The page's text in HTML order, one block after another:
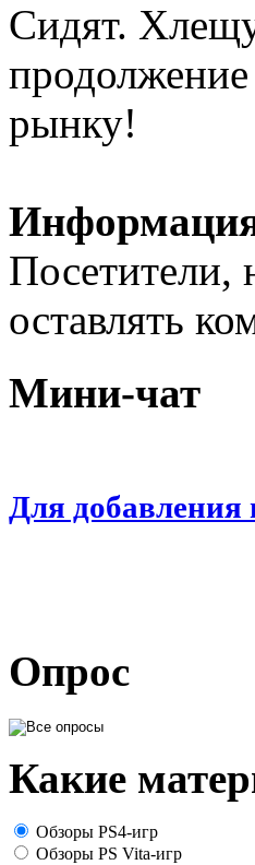
Сидят.
рынку!
Посетители,
оставлять
Мини-чат
Для добавления
Опрос
Какие
Обзоры PS4-игр
Обзоры PS Vita-игр